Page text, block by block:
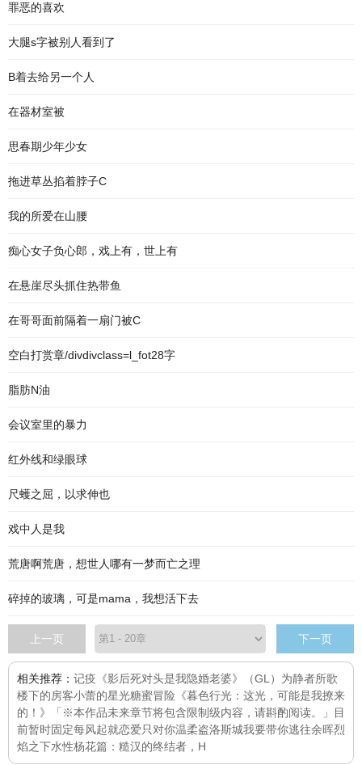
罪恶的喜欢
大腿s字被别人看到了
B着去给另一个人
在器材室被
思春期少年少女
拖进草丛掐着脖子C
我的所爱在山腰
痴心女子负心郎，戏上有，世上有
在悬崖尽头抓住热带鱼
在哥哥面前隔着一扇门被C
空白打赏章/divdivclass=l_fot28字
脂肪N油
会议室里的暴力
红外线和绿眼球
尺蠖之屈，以求伸也
戏中人是我
荒唐啊荒唐，想世人哪有一梦而亡之理
碎掉的玻璃，可是mama，我想活下去
上一页 下一页
相关推荐： 记疫 《影后死对头是我隐婚老婆》（GL） 为静者所歌
楼下的房客小蕾的星光糖蜜冒险 《暮色行光：这光，可能是我撩来
的！》「※本作品未来章节将包含限制级内容，请斟酌阅读。」目
前暂时固定每风起就恋爱只对你温柔盗洛斯城我要带你逃往余晖烈
焰之下水性杨花篇：糙汉的终结者，H